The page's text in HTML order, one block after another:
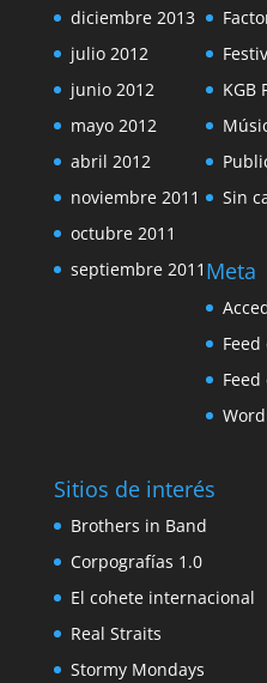
diciembre 2013
julio 2012
junio 2012
mayo 2012
abril 2012
noviembre 2011
octubre 2011
septiembre 2011
KGB
Sin
Meta
Sitios de interés
Brothers in Band
Corpografías 1.0
El cohete internacional
Real Straits
Stormy Mondays